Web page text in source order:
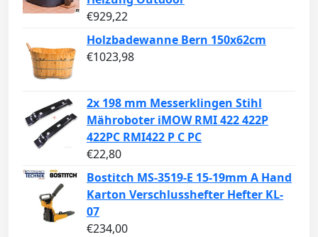
€929,22
Holzbadewanne Bern 150x62cm
€1023,98
2x 198 mm Messerklingen Stihl
Mähroboter iMOW RMI 422 422P
422PC RMI422 P C PC
€22,80
Bostitch MS-3519-E 15-19mm A Hand
Karton Verschlusshefter Hefter KL-
07
€234,00